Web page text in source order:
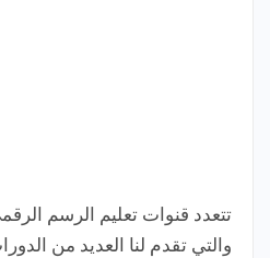
والتي تقدم لنا العديد من